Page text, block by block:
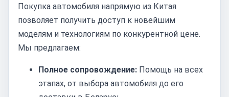
Покупка автомобиля напрямую из Китая
позволяет получить доступ к новейшим
моделям и технологиям по конкурентной цене.
Мы предлагаем:
Полное сопровождение: Помощь на всех
этапах, от выбора автомобиля до его